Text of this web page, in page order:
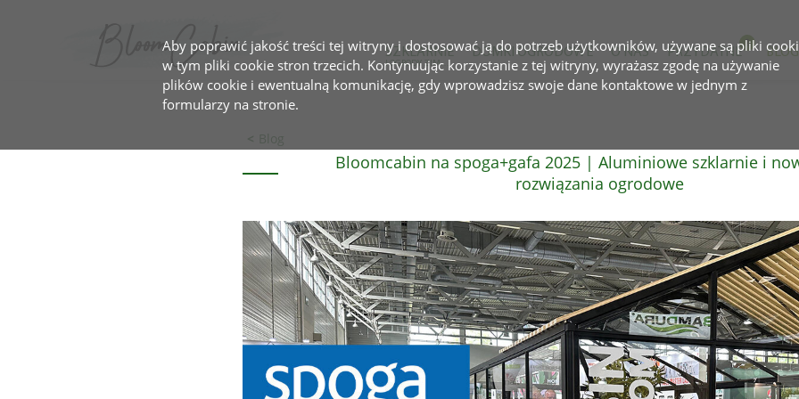
Aby poprawić jakość treści tej witryny i dostosować ją do potrzeb użytkowników, używane są pliki
w tym pliki cookie stron trzecich. Kontynuując korzystanie z tej witryny, wyrażasz zgodę na używanie
plików cookie i ewentualną komunikację, gdy wprowadzisz swoje dane kontaktowe w jednym z
formularzy na stronie.
SZKLARNIE
I OGRODY ZIMOWE
DOMKI OGRODOWE O NAS PRZYDATNE BLOG
Bloomcabin na spoga+gafa 2025 | Aluminiowe szklarnie i
rozwiązania ogrodowe